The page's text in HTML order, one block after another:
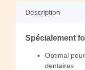
Description
Spécialement
Optimal
dentaires